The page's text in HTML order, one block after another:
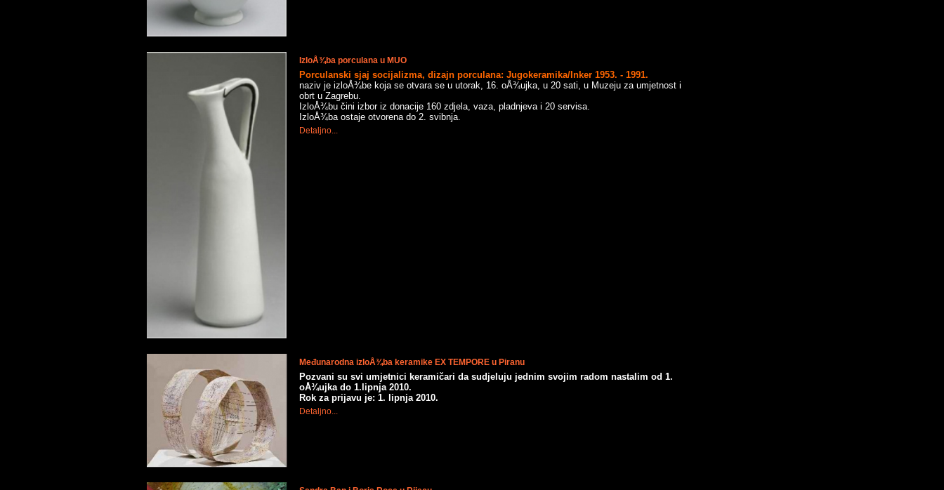
IzloÅ¾ba porculana u MUO
Porculanski sjaj socijalizma, dizajn porculana: Jugokeramika/Inker 1953. - 1991.
naziv je izloÅ¾be koja se otvara se u utorak, 16. oÅ¾ujka, u 20 sati, u Muzeju za umjetnost i
obrt u Zagrebu.
IzloÅ¾bu čini izbor iz donacije 160 zdjela, vaza, pladnjeva i 20 servisa.
IzloÅ¾ba ostaje otvorena do 2. svibnja.
Detaljno...
Međunarodna izloÅ¾ba keramike EX TEMPORE u Piranu
Pozvani su svi umjetnici keramičari da sudjeluju jednim svojim radom nastalim od 1.
oÅ¾ujka do 1.lipnja 2010.
Rok za prijavu je: 1. lipnja 2010.
Detaljno...